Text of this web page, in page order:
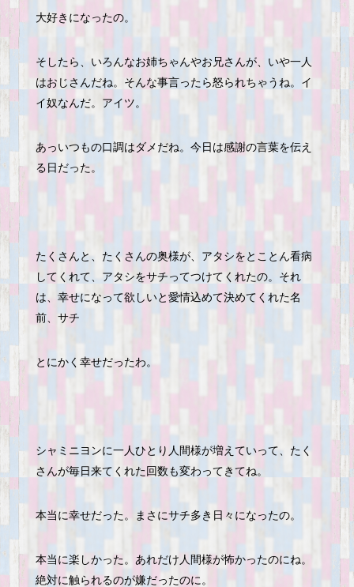
大好きになったの。
そしたら、いろんなお姉ちゃんやお兄さんが、いや一人
はおじさんだね。そんな事言ったら怒られちゃうね。イ
イ奴なんだ。アイツ。
あっいつもの口調はダメだね。今日は感謝の言葉を伝え
る日だった。
たくさんと、たくさんの奥様が、アタシをとことん看病
してくれて、アタシをサチってつけてくれたの。それ
は、幸せになって欲しいと愛情込めて決めてくれた名
前、サチ
とにかく幸せだったわ。
シャミニヨンに一人ひとり人間様が増えていって、たく
さんが毎日来てくれた回数も変わってきてね。
本当に幸せだった。まさにサチ多き日々になったの。
本当に楽しかった。あれだけ人間様が怖かったのにね。
絶対に触られるのが嫌だったのに。